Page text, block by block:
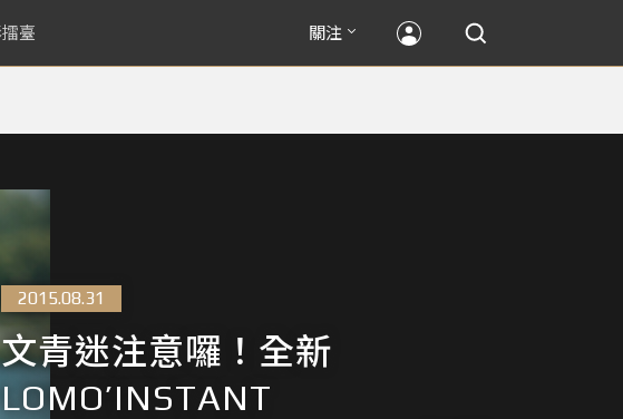
臺 關注
2015.08.31
文青迷注意囉！全新
LOMO’INSTANT